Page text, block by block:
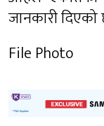
जानकारी दिएको
File Photo